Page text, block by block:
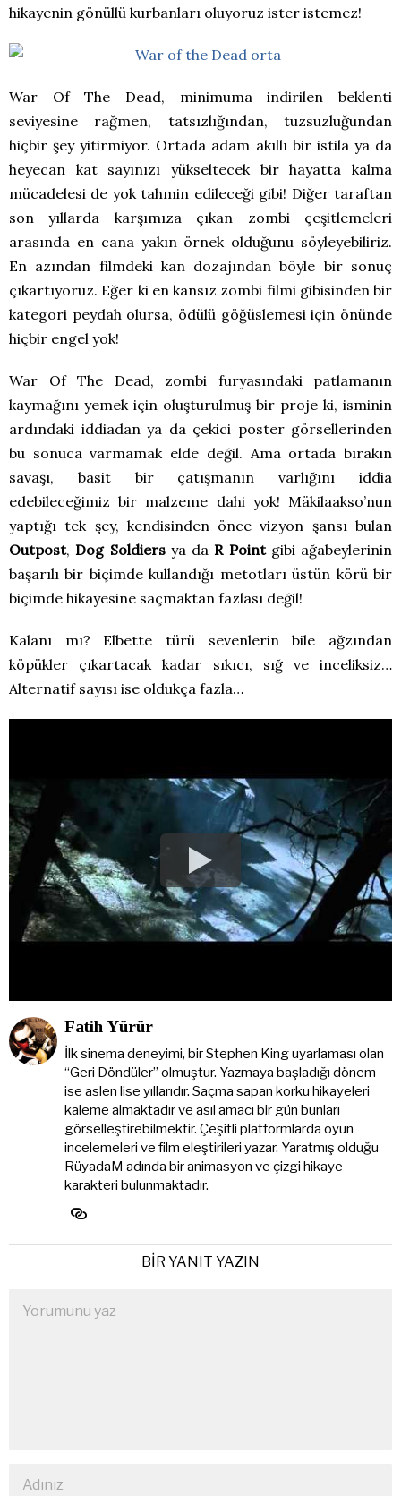
hikayenin gönüllü kurbanları oluyoruz ister istemez!
War Of The Dead, minimuma indirilen beklenti
seviyesine rağmen, tatsızlığından, tuzsuzluğundan
hiçbir şey yitirmiyor. Ortada adam akıllı bir istila ya da
heyecan kat sayınızı yükseltecek bir hayatta kalma
mücadelesi de yok tahmin edileceği gibi! Diğer taraftan
son yıllarda karşımıza çıkan zombi çeşitlemeleri
arasında en cana yakın örnek olduğunu söyleyebiliriz.
En azından filmdeki kan dozajından böyle bir sonuç
çıkartıyoruz. Eğer ki en kansız zombi filmi gibisinden bir
kategori peydah olursa, ödülü göğüslemesi için önünde
hiçbir engel yok!
War Of The Dead, zombi furyasındaki patlamanın
kaymağını yemek için oluşturulmuş bir proje ki, isminin
ardındaki iddiadan ya da çekici poster görsellerinden
bu sonuca varmamak elde değil. Ama ortada bırakın
savaşı, basit bir çatışmanın varlığını iddia
edebileceğimiz bir malzeme dahi yok! Mäkilaakso’nun
yaptığı tek şey, kendisinden önce vizyon şansı bulan
Outpost,Dog Soldiersya daR Pointgibi ağabeylerinin
başarılı bir biçimde kullandığı metotları üstün körü bir
biçimde hikayesine saçmaktan fazlası değil!
Kalanı mı? Elbette türü sevenlerin bile ağzından
köpükler çıkartacak kadar sıkıcı, sığ ve inceliksiz…
Alternatif sayısı ise oldukça fazla…
Fatih Yürür
İlk sinema deneyimi, bir Stephen King uyarlaması olan
“Geri Döndüler” olmuştur. Yazmaya başladığı dönem
ise aslen lise yıllarıdır. Saçma sapan korku hikayeleri
kaleme almaktadır ve asıl amacı bir gün bunları
görselleştirebilmektir. Çeşitli platformlarda oyun
incelemeleri ve film eleştirileri yazar. Yaratmış olduğu
RüyadaM adında bir animasyon ve çizgi hikaye
karakteri bulunmaktadır.
BIR YANIT YAZIN